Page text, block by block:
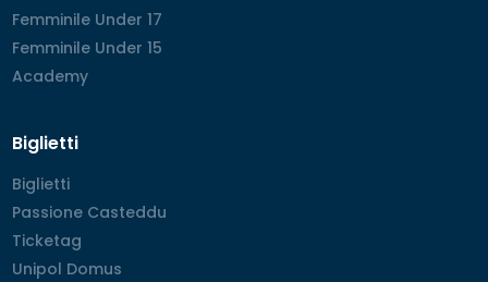
Femminile Under 17
Femminile Under 17
Femminile Under 15
Femminile Under 15
Academy
Academy
Biglietti
Biglietti
Biglietti
Passione Casteddu
Passione Casteddu
Ticketag
Ticketag
Unipol Domus
Unipol Domus